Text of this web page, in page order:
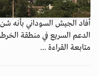
أفاد الجيش السوداني بأنه
الدعم السريع في منطقة
متابعة القراءة ...